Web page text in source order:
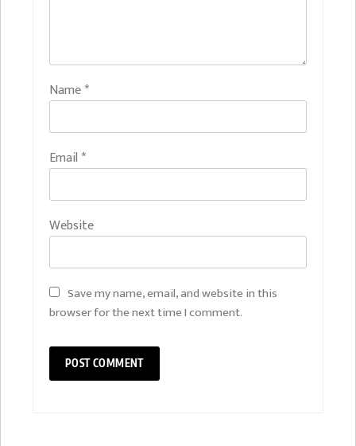
Name*
Email *
Website
Save my name, email, and website in this
browser for the next time I comment.